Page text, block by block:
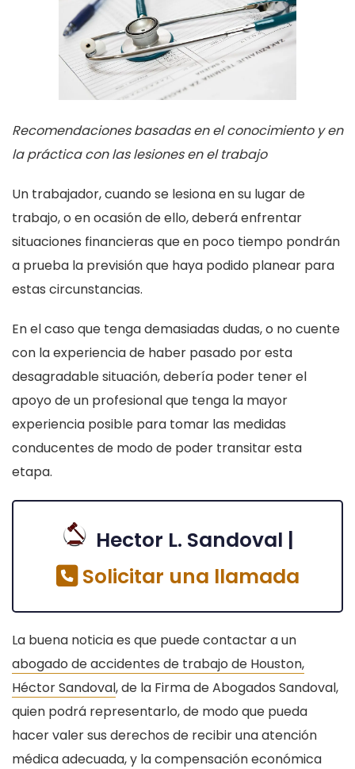
Recomendaciones basadas en el conocimiento y en
la práctica con las lesiones en el trabajo
Un trabajador, cuando se lesiona en su lugar de
trabajo, o en ocasión de ello, deberá enfrentar
situaciones financieras que en poco tiempo pondrán
a prueba la previsión que haya podido planear para
estas circunstancias.
En el caso que tenga demasiadas dudas, o no cuente
con la experiencia de haber pasado por esta
desagradable situación, debería poder tener el
apoyo de un profesional que tenga la mayor
experiencia posible para tomar las medidas
conducentes de modo de poder transitar esta
etapa.
Hector L. Sandoval |
Solicitar una llamada
La buena noticia es que puede contactar a un
abogado de accidentes de trabajo de Houston,
Héctor Sandoval, de la Firma de Abogados Sandoval,
quien podrá representarlo, de modo que pueda
hacer valer sus derechos de recibir una atención
médica adecuada, y la compensación económica